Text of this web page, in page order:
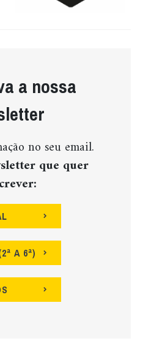
a nossa
no seu email.
que quer
A 6ª)